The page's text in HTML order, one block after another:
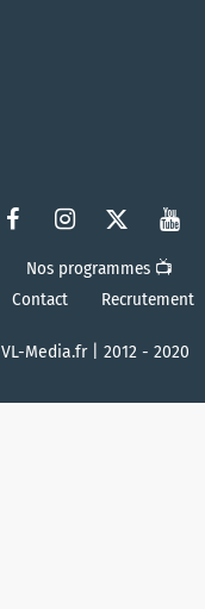
Nos programmes 📺
Contact
Recrutement
VL-Media.fr | 2012 - 2020